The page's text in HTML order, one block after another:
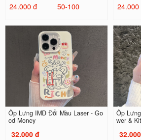
24.000 đ
50-100
24.000
Ốp Lưng IMD Đổi Màu Laser - Go
od Money
32.000 đ
Ốp
wer &